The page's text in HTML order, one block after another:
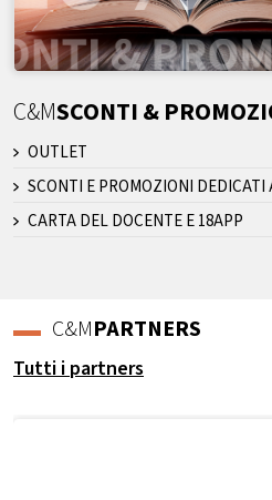
C&MSCONTI &
OUTLET
SCONTI E PROMOZIONI DEDICATI
CARTA DEL DOCENTE E 18APP
C&MPARTNERS
Tutti i partners